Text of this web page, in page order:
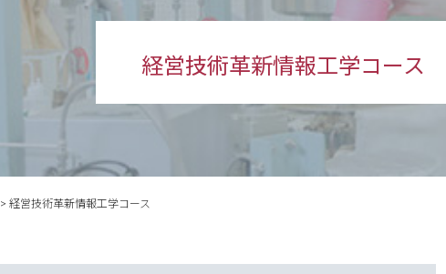
経営技術革新情報工学コース
> 経営技術革新情報工学コース